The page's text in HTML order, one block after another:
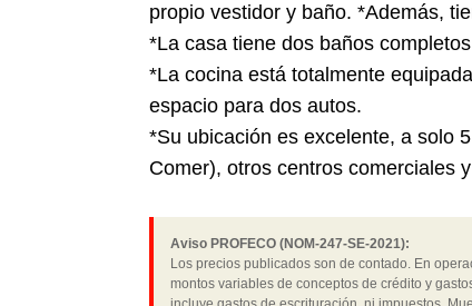
propio vestidor y baño. *Además,
*La casa tiene dos baños
*La cocina está totalmente
espacio para dos autos.
*Su ubicación es excelente, a solo
Comer), otros centros comerciales
Aviso PROFECO (NOM-247-SE-2021):
Los precios publicados son de contado. En
montos variables de conceptos de crédito y